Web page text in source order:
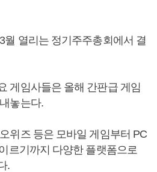
월 열리는 정기주주총회에서 결
게임사들은 올해 간판급 게임
놓는다.
위즈 등은 모바일 게임부터 PC
르기까지 다양한 플랫폼으로
.